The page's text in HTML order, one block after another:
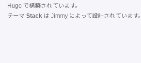
Hugo で構築されています。
テーマ Stack は Jimmy によって設計されています。